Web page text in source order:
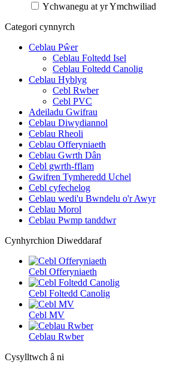
Ychwanegu at yr Ymchwiliad
Categori cynnyrch
Ceblau Pŵer
Ceblau Foltedd Isel
Ceblau Foltedd Canolig
Ceblau Hyblyg
Cebl Rwber
Cebl PVC
Adeiladu Gwifrau
Ceblau Diwydiannol
Ceblau Rheoli
Ceblau Offeryniaeth
Ceblau Gwrth Dân
Cebl gwrth-fflam
Gwifren Tymheredd Uchel
Cebl cyfechelog
Ceblau wedi'u Bwndelu o'r Awyr
Ceblau Morol
Ceblau Pwmp tanddwr
Cynhyrchion Diweddaraf
Cebl Offeryniaeth
Cebl Foltedd Canolig
Cebl MV
Ceblau Rwber
Cysylltwch â ni